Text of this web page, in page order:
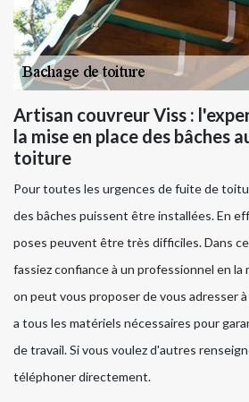
Artisan couvreur Viss :
la mise en place des bâches
toiture
Pour toutes les urgences de fuite de
des bâches puissent être installées. En
poses peuvent être très difficiles. Dans
fassiez confiance à un professionnel en la
on peut vous proposer de vous adresser
a tous les matériels nécessaires pour
de travail. Si vous voulez d'autres
téléphoner directement.